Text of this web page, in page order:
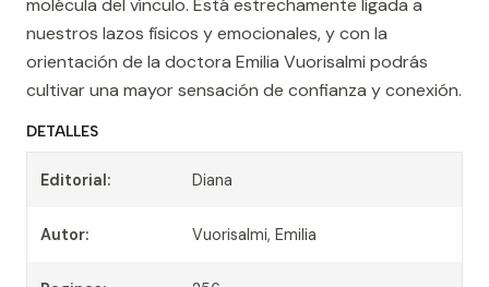
molécula del vínculo. Está estrechamente ligada a
nuestros lazos físicos y emocionales, y con la
orientación de la doctora Emilia Vuorisalmi podrás
cultivar una mayor sensación de confianza y conexión.
DETALLES
Editorial: Diana
Autor: Vuorisalmi, Emilia